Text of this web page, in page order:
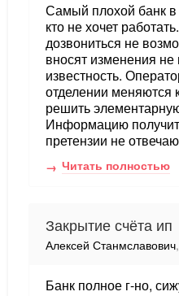
Самый плохой банк
кто не хочет
дозвониться не
вносят изменения не
известность.
отделении меняются
решить
Информацию
претензии не
Читать полностью
Закрытие счёта ип
Алексей Станмславович
Банк полное г-но,